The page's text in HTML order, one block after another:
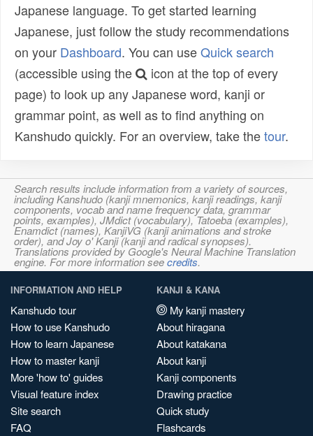
Japanese language. To get started learning
Japanese, just follow the study recommendations
on your Dashboard. You can useQuick search
(accessible using the
icon at the top of every
page) to look up any Japanese word, kanji or
grammar point, as well as to find anything on
Kanshudo quickly. For an overview, take thetour.
Search results include information from a variety of sources,
including Kanshudo (kanji mnemonics, kanji readings, kanji
components, vocab and name frequency data, grammar
points, examples), JMdict (vocabulary), Tatoeba (examples),
Enamdict (names), KanjiVG (kanji animations and stroke
order), and Joy o' Kanji (kanji and radical synopses).
Translations provided by Google's Neural Machine Translation
engine. For more information seecredits.
INFORMATION AND HELP
Kanshudo tour
How to use Kanshudo
How to learn Japanese
How to master kanji
More 'how to' guides
Visual feature index
Site search
FAQ
KANJI & KANA
My kanji mastery
About hiragana
About katakana
About kanji
Kanji components
Drawing practice
Quick study
Flashcards